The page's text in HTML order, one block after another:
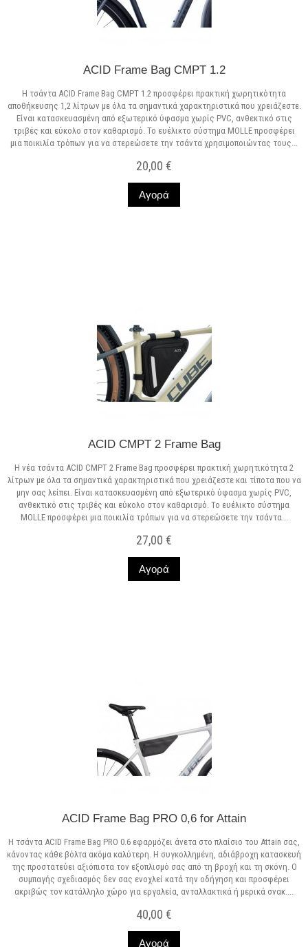
ACID Frame Bag CMPT 1.2
Η τσάντα ACID Frame Bag CMPT 1.2 προσφέρει πρακτική χωρητικότητα
αποθήκευσης 1,2 λίτρων με όλα τα σημαντικά χαρακτηριστικά που χρειάζεστε.
Είναι κατασκευασμένη από εξωτερικό ύφασμα χωρίς PVC, ανθεκτικό στις
τριβές και εύκολο στον καθαρισμό. Το ευέλικτο σύστημα MOLLE προσφέρει
μια ποικιλία τρόπων για να στερεώσετε την τσάντα χρησιμοποιώντας τους...
20,00 €
Αγορά
ACID CMPT 2 Frame Bag
Η νέα τσάντα ACID CMPT 2 Frame Bag προσφέρει πρακτική χωρητικότητα 2
λίτρων με όλα τα σημαντικά χαρακτηριστικά που χρειάζεστε και τίποτα που να
μην σας λείπει. Είναι κατασκευασμένη από εξωτερικό ύφασμα χωρίς PVC,
ανθεκτικό στις τριβές και εύκολο στον καθαρισμό. Το ευέλικτο σύστημα
MOLLE προσφέρει μια ποικιλία τρόπων για να στερεώσετε την τσάντα...
27,00 €
Αγορά
ACID Frame Bag PRO 0,6 for Attain
Η τσάντα ACID Frame Bag PRO 0.6 εφαρμόζει άνετα στο πλαίσιο του Attain σας,
κάνοντας κάθε βόλτα ακόμα καλύτερη. Η συγκολλημένη, αδιάβροχη κατασκευή
της προστατεύει αξιόπιστα τον εξοπλισμό σας από τη βροχή και τη σκόνη. Ο
συμπαγής σχεδιασμός δεν σας ενοχλεί κατά την οδήγηση και προσφέρει
ακριβώς τον κατάλληλο χώρο για εργαλεία, ανταλλακτικά ή μερικά σνακ....
40,00 €
Αγορά